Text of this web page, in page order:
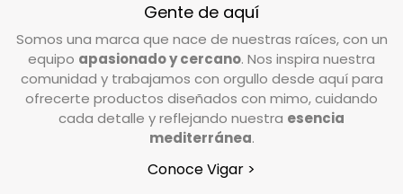
Valoramos cada caso de forma individual, pero
como norma general, el producto debe
devolverse en su estado y embalaje original. No
debe estar usado ni estropeado, y debe
conservar las etiquetas y los complementos
incluidos en la caja.
Gente de aquí
Somos una marca que nace de nuestras raíces, con un
equipo apasionado y cercano. Nos inspira nuestra
comunidad y trabajamos con orgullo desde aquí para
ofrecerte productos diseñados con mimo, cuidando
cada detalle y reflejando nuestra esencia
mediterránea.
Conoce Vigar >